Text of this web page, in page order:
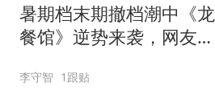
暑期档末期撤档潮中《龙
餐馆》逆势来袭，网友肯
李守智 1跟贴